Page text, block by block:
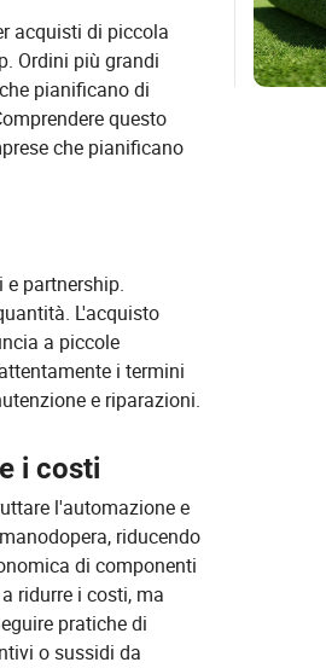
acquisti di piccola
Ordini più grandi
pianificano di
questo
che pianificano
partnership.
L'acquisto
a piccole
i termini
e riparazioni.
i costi
l'automazione e
riducendo
di componenti
ridurre i costi, ma
pratiche di
o sussidi da